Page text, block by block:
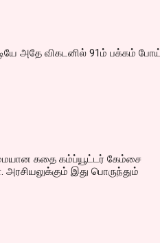
அதே விகடனில் 91ம் பக்கம்
கதை கம்ப்யூட்டர் கேம்சை
இது பொருந்தும்